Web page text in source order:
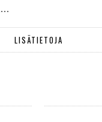
LISÄTIETOJA